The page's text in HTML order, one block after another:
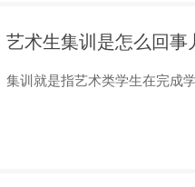
艺术生集训是怎么回事
集训就是指艺术类学生在完成